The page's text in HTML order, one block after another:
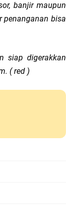
banjir maupun
penanganan bisa
siap digerakkan
( red )